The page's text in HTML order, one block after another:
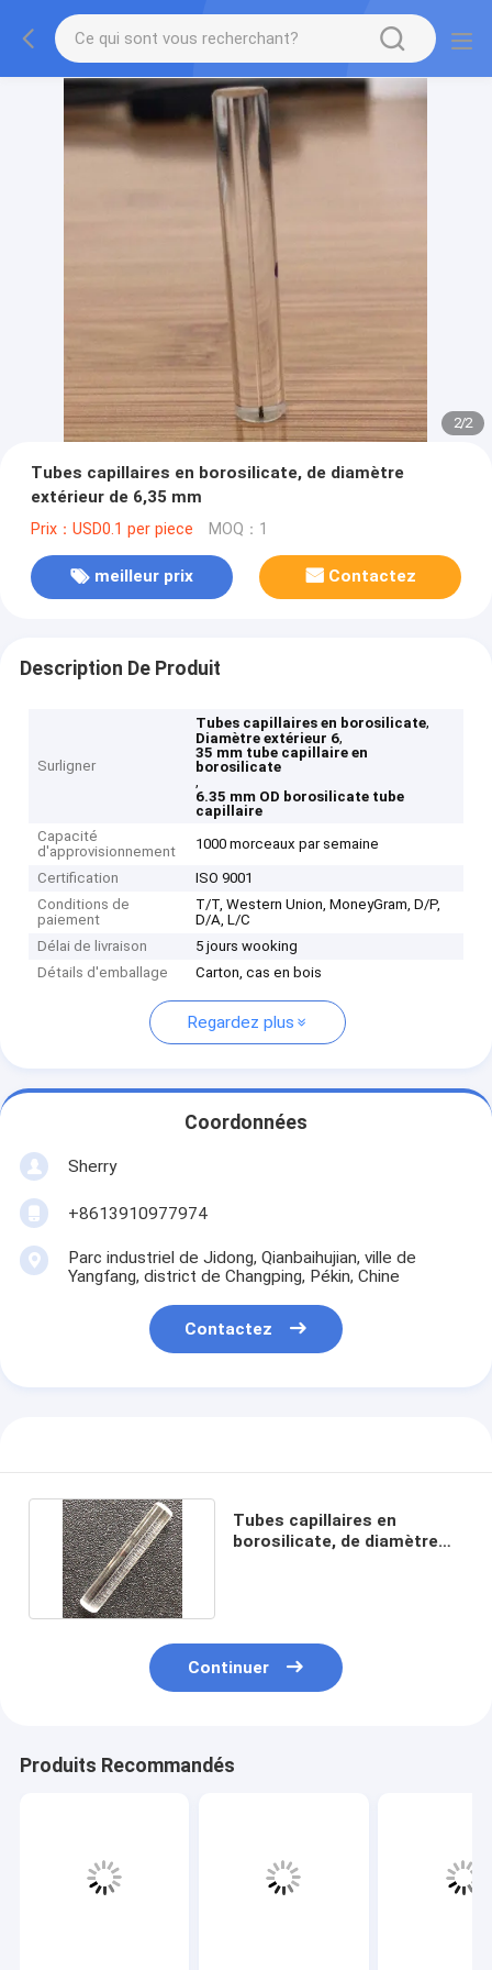
2/2
Tubes capillaires en borosilicate, de diamètre
extérieur de 6,35 mm
Prix：USD0.1 per piece MOQ：1
meilleur prix Contactez
Description De Produit
Surligner
Tubes capillaires en borosilicate,
Diamètre extérieur 6,
35 mm tube capillaire en
borosilicate
,
6.35 mm OD borosilicate tube
capillaire
Capacité
d'approvisionnement
1000 morceaux par semaine
Certification
ISO 9001
Conditions de
paiement
T/T, Western Union, MoneyGram, D/P,
D/A, L/C
Délai de livraison
5 jours wooking
Détails d'emballage
Carton, cas en bois
Regardez plus
Coordonnées
Sherry
+8613910977974
Parc industriel de Jidong, Qianbaihujian, ville de
Yangfang, district de Changping, Pékin, Chine
Contactez
Tubes capillaires en
borosilicate, de diamètre
Continuer
Produits Recommandés